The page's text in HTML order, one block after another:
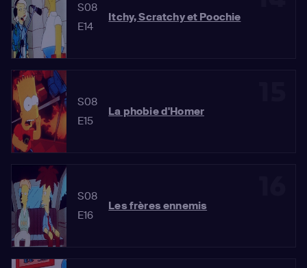
S08
E14
Itchy, Scratchy et Poochie
S08
E15
La phobie d'Homer
S08
E16
Les frères ennemis